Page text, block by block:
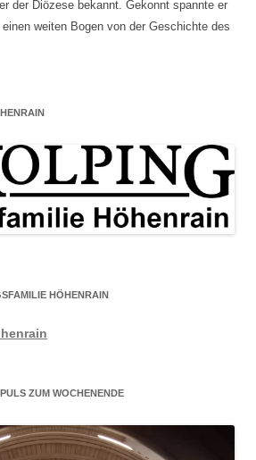
der Diözese bekannt. Gekonnt spannte er
weiten Bogen von der Geschichte des
HÖHENRAIN
ZUM WOCHENENDE